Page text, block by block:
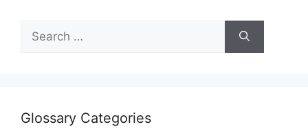
Glossary Categories